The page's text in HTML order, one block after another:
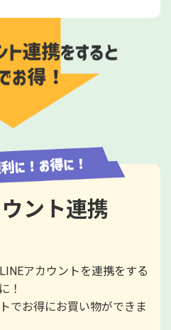
ント連携
アカウントを連携をする
！
でお得にお買い物ができま